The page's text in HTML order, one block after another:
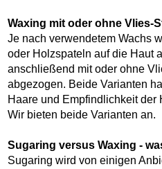
Waxing mit oder ohne Vlies-
Je nach verwendetem Wachs
oder Holzspateln auf die Haut
anschließend mit oder ohne
abgezogen. Beide Varianten
Haare und Empfindlichkeit der
Wir bieten beide Varianten an.
Sugaring versus Waxing -
Sugaring wird von einigen